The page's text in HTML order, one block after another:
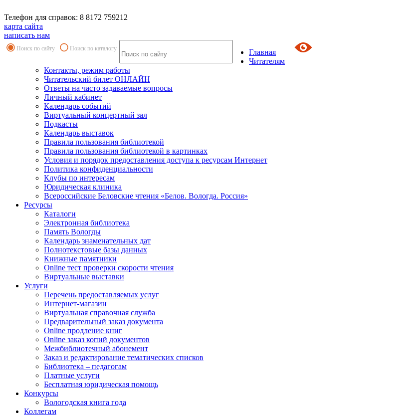
Телефон для справок: 8 8172 759212
карта сайта
написать нам
Поиск по сайту Поиск по каталогу
Главная
Читателям
Контакты, режим работы
Читательский билет ОНЛАЙН
Ответы на часто задаваемые вопросы
Личный кабинет
Календарь событий
Виртуальный концертный зал
Подкасты
Календарь выставок
Правила пользования библиотекой
Правила пользования библиотекой в картинках
Условия и порядок предоставления доступа к ресурсам Интернет
Политика конфиденциальности
Клубы по интересам
Юридическая клиника
Всероссийские Беловские чтения «Белов. Вологда. Россия»
Ресурсы
Каталоги
Электронная библиотека
Память Вологды
Календарь знаменательных дат
Полнотекстовые базы данных
Книжные памятники
Online тест проверки скорости чтения
Виртуальные выставки
Услуги
Перечень предоставляемых услуг
Интернет-магазин
Виртуальная справочная служба
Предварительный заказ документа
Online продление книг
Online заказ копий документов
Межбиблиотечный абонемент
Заказ и редактирование тематических списков
Библиотека – педагогам
Платные услуги
Бесплатная юридическая помощь
Конкурсы
Вологодская книга года
Коллегам